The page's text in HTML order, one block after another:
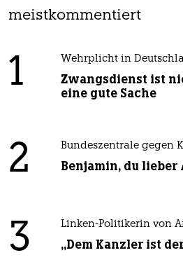
meistkommentiert
1 Wehrplicht in
Zwangsdienst ist
eine gute Sache
2 Bundeszentrale gegen
Benjamin, du
3 Linken-Politikerin von
„Dem Kanzler ist